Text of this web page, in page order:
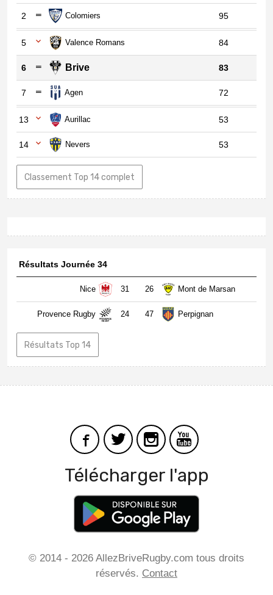
2 Colomiers 95
5 Valence Romans 84
6 Brive 83
7 Agen 72
13 Aurillac 53
14 Nevers 53
Classement Top 14 complet
Résultats Journée 34
Nice 31 26 Mont de Marsan
Provence Rugby 24 47 Perpignan
Résultats Top 14
Télécharger l'app
© 2014 - 2026 AllezBriveRugby.com tous droits
réservés. Contact